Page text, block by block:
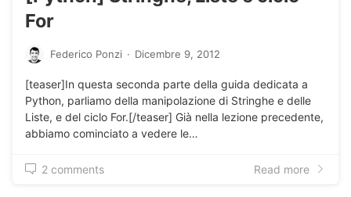
For
Federico Ponzi · Dicembre 9, 2012
[teaser]In questa seconda parte della guida dedicata a
Python, parliamo della manipolazione di Stringhe e delle
Liste, e del ciclo For.[/teaser] Già nella lezione precedente,
abbiamo cominciato a vedere le…
2 comments Read more